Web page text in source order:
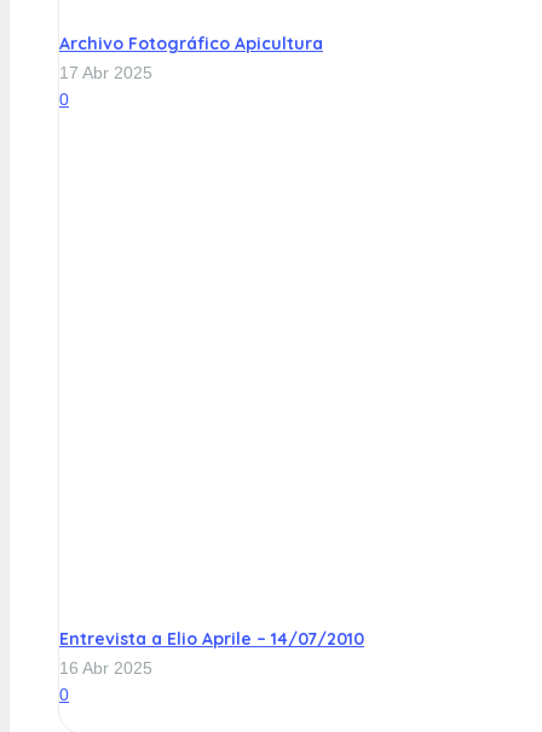
Archivo Fotográfico Apicultura
17 Abr 2025
0
Entrevista a Elio Aprile – 14/07/2010
16 Abr 2025
0